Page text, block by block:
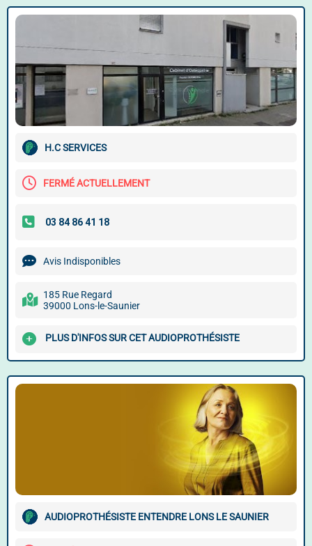
H.C SERVICES
FERMÉ ACTUELLEMENT
Avis Indisponibles
185 Rue Regard
39000 Lons-le-Saunier
PLUS D'INFOS SUR CET AUDIOPROTHÉSISTE
AUDIOPROTHÉSISTE ENTENDRE LONS LE SAUNIER